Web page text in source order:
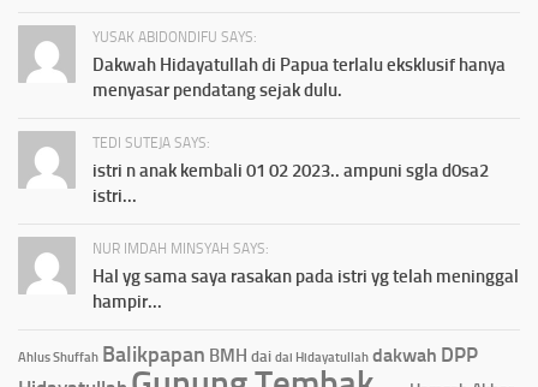
YUSAK ABIDONDIFU SAYS:
Dakwah Hidayatullah di Papua terlalu eksklusif hanya
menyasar pendatang sejak dulu.
TEDI SUTEJA SAYS:
istri n anak kembali 01 02 2023.. ampuni sgla d0sa2
istri...
NUR IMDAH MINSYAH SAYS:
Hal yg sama saya rasakan pada istri yg telah meninggal
hampir...
Ahlus Shuffah Balikpapan BMH dai dai Hidayatullah dakwah DPP